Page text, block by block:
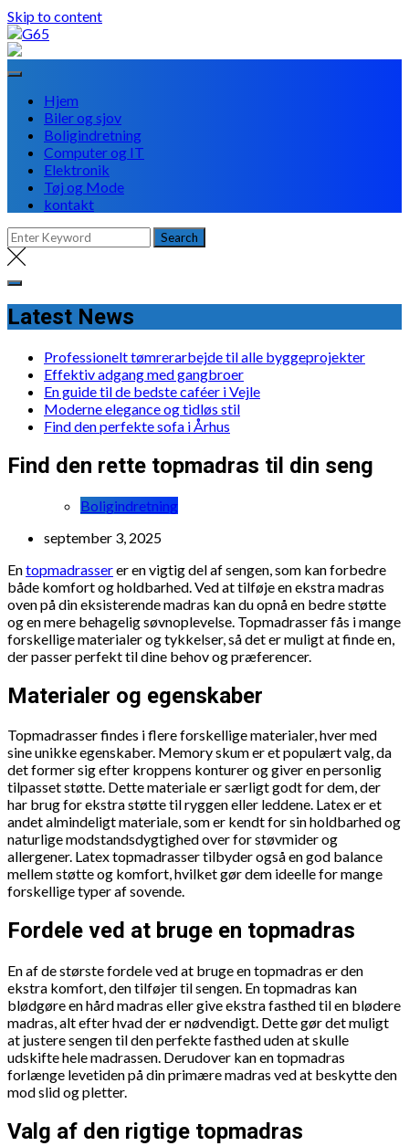
Skip to content
Hjem
Biler og sjov
Boligindretning
Computer og IT
Elektronik
Tøj og Mode
kontakt
Latest News
Professionelt tømrerarbejde til alle byggeprojekter
Effektiv adgang med gangbroer
En guide til de bedste caféer i Vejle
Moderne elegance og tidløs stil
Find den perfekte sofa i Århus
Find den rette topmadras til din seng
Boligindretning
september 3, 2025
Entopmadrasserer en vigtig del af sengen, som kan forbedre
både komfort og holdbarhed. Ved at tilføje en ekstra madras
oven på din eksisterende madras kan du opnå en bedre støtte
og en mere behagelig søvnoplevelse. Topmadrasser fås i mange
forskellige materialer og tykkelser, så det er muligt at finde en,
der passer perfekt til dine behov og præferencer.
Materialer og egenskaber
Topmadrasser findes i flere forskellige materialer, hver med
sine unikke egenskaber. Memory skum er et populært valg, da
det former sig efter kroppens konturer og giver en personlig
tilpasset støtte. Dette materiale er særligt godt for dem, der
har brug for ekstra støtte til ryggen eller leddene. Latex er et
andet almindeligt materiale, som er kendt for sin holdbarhed og
naturlige modstandsdygtighed over for støvmider og
allergener. Latex topmadrasser tilbyder også en god balance
mellem støtte og komfort, hvilket gør dem ideelle for mange
forskellige typer af sovende.
Fordele ved at bruge en topmadras
En af de største fordele ved at bruge en topmadras er den
ekstra komfort, den tilføjer til sengen. En topmadras kan
blødgøre en hård madras eller give ekstra fasthed til en blødere
madras, alt efter hvad der er nødvendigt. Dette gør det muligt
at justere sengen til den perfekte fasthed uden at skulle
udskifte hele madrassen. Derudover kan en topmadras
forlænge levetiden på din primære madras ved at beskytte den
mod slid og pletter.
Valg af den rigtige topmadras